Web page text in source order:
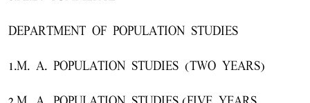
DEPARTMENT OF POPULATION STUDIES
1.M. A. POPULATION STUDIES (TWO YEARS)